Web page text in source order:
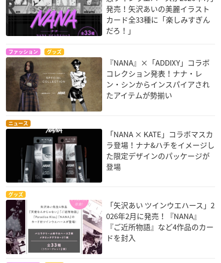
発売！矢沢あいの美麗イラスト
カード全33種に「楽しみすぎん
だろ！」
ファッション グッズ
『NANA』×「ADDIXY」コラボ
コレクション発表！ナナ・レ
ン・シンからインスパイアされ
たアイテムが勢揃い
ニュース
「NANA × KATE」コラボマスカ
ラ登場！ナナ&ハチをイメージし
た限定デザインのパッケージが
登場
グッズ
「矢沢あい ツインウエハース」2
026年2月に発売！『NANA』
『ご近所物語』など4作品のカー
ドを封入